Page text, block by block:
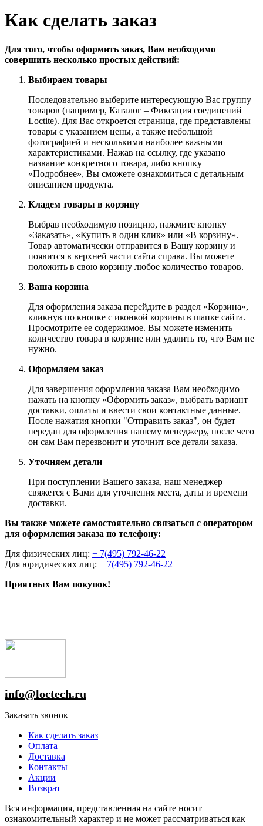
Как сделать заказ
Для того, чтобы оформить заказ, Вам необходимо
совершить несколько простых действий:
Выбираем товары
Последовательно выберите интересующую Вас группу
товаров (например, Каталог – Фиксация соединений
Loctite). Для Вас откроется страница, где представлены
товары с указанием цены, а также небольшой
фотографией и несколькими наиболее важными
характеристиками. Нажав на ссылку, где указано
название конкретного товара, либо кнопку
«Подробнее», Вы сможете ознакомиться с детальным
описанием продукта.
Кладем товары в корзину
Выбрав необходимую позицию, нажмите кнопку
«Заказать», «Купить в один клик» или «В корзину».
Товар автоматически отправится в Вашу корзину и
появится в верхней части сайта справа. Вы можете
положить в свою корзину любое количество товаров.
Ваша корзина
Для оформления заказа перейдите в раздел «Корзина»,
кликнув по кнопке с иконкой корзины в шапке сайта.
Просмотрите ее содержимое. Вы можете изменить
количество товара в корзине или удалить то, что Вам не
нужно.
Оформляем заказ
Для завершения оформления заказа Вам необходимо
нажать на кнопку «Оформить заказ», выбрать вариант
доставки, оплаты и ввести свои контактные данные.
После нажатия кнопки "Отправить заказ", он будет
передан для оформления нашему менеджеру, после чего
он сам Вам перезвонит и уточнит все детали заказа.
Уточняем детали
При поступлении Вашего заказа, наш менеджер
свяжется с Вами для уточнения места, даты и времени
доставки.
Вы также можете самостоятельно связаться с оператором
для оформления заказа по телефону:
Для физических лиц: + 7(495) 792-46-22
Для юридических лиц: + 7(495) 792-46-22
Приятных Вам покупок!
info@loctech.ru
Заказать звонок
Как сделать заказ
Оплата
Доставка
Контакты
Акции
Возврат
Вся информация, представленная на сайте носит
ознакомительный характер и не может рассматриваться как